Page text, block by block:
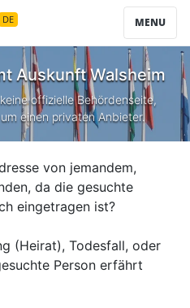
DE MENU
AuskunftWalsheim
offizielle Behördenseite,
einen privaten Anbieter.
von jemandem,
da die gesuchte
eingetragen ist?
(Heirat), Todesfall, oder
Person erfährt